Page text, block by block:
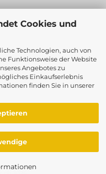
Cookies und
Technologien, auch von
Funktionsweise der Website
Angebotes zu
Einkaufserlebnis
finden Sie in unserer